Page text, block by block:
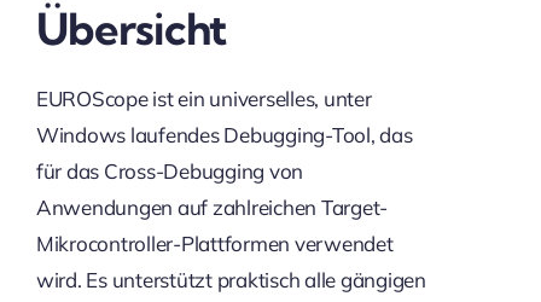
Übersicht
EUROScope ist ein universelles, unter
Windows laufendes Debugging-Tool, das
für das Cross-Debugging von
Anwendungen auf zahlreichen Target-
Mikrocontroller-Plattformen verwendet
wird. Es unterstützt praktisch alle gängigen